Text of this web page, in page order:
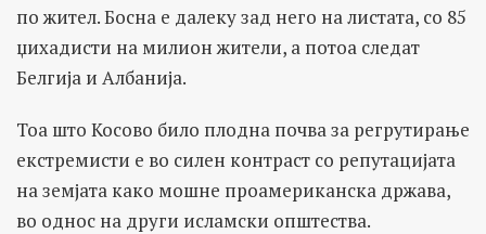
по жител. Босна е далеку зад него на листата, со 85
џихадисти на милион жители, а потоа следат
Белгија и Албанија.
Тоа што Косово било плодна почва за регрутирање
екстремисти е во силен контраст со репутацијата
на земјата како мошне проамериканска држава,
во однос на други исламски општества.